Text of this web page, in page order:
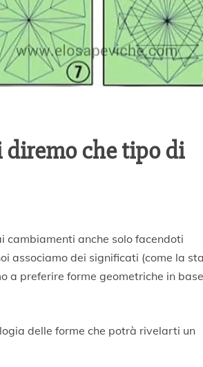
diremo che tipo di
cambiamenti anche solo facendoti
associamo dei significati (come la
a preferire forme geometriche in
delle forme che potrà rivelarti un